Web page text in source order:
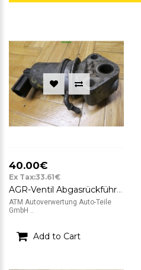
40.00€
Ex Tax:33.61€
AGR-Ventil Abgasrückführventil AGR VW Golf 4 IV 1.6 74 kW Motorcode AXP
ATM Autoverwertung Auto-Teile
GmbH ..
Add to Cart